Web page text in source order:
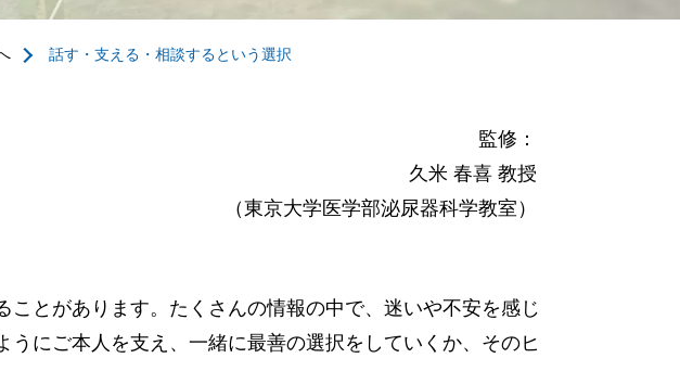
話す・支える・相談するという選択
監修：
久米 春喜 教授
（東京大学医学部泌尿器科学教室）
とがあります。たくさんの情報の中で、迷いや不安を感じ
にご本人を支え、一緒に最善の選択をしていくか、そのヒ